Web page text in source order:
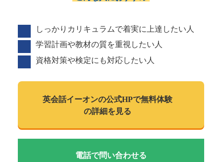
しっかりカリキュラムで着実に上達したい人
学習計画や教材の質を重視したい人
資格対策や検定にも対応したい人
英会話イーオンの公式HPで無料体験
の詳細を見る
電話で問い合わせる